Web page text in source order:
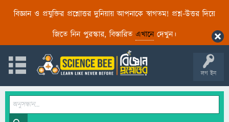
বিজ্ঞান ও প্রযুক্তির প্রশ্নোত্তর দুনিয়ায় আপনাকে স্বাগতম! প্রশ্ন-উত্তর দিয়ে
জিতে নিন পুরস্কার, বিস্তারিত এখানেদেখুন।
লগ ইন